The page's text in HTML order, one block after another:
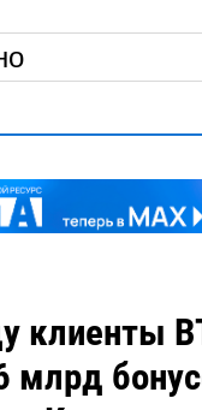
клиенты
млрд